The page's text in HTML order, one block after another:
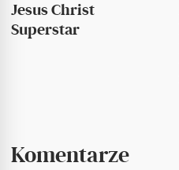
Jesus Christ
Superstar
Komentarze